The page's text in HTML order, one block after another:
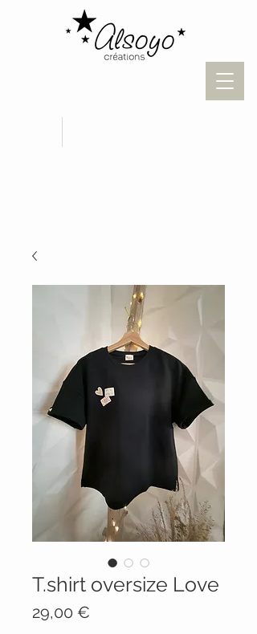
T.shirt oversize Love
29,00 €